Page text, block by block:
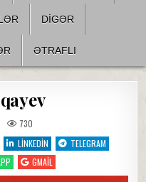
DIGƏR
ƏTRAFLI
730
LINKEDIN
TELEGRAM
GMAIL